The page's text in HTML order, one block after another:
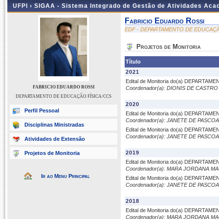
UFPI › SIGAA - Sistema Integrado de Gestão de Atividades
FABRICIO EDUARDO ROSSI
DEPARTAMENTO DE EDUCAÇÃO FÍSICA/CCS
Perfil Pessoal
Disciplinas Ministradas
Atividades de Extensão
Projetos de Monitoria
Ir ao Menu Principal
Fabricio Eduardo Rossi
EDF - DEPARTAMENTO DE
Projetos de Monitoria
Título
2021
Edital de Monitoria do(a)
Coordenador(a): DIONIS DE
2020
Edital de Monitoria do(a)
Coordenador(a): JANETE DE
Edital de Monitoria do(a)
Coordenador(a): JANETE DE
2019
Edital de Monitoria do(a)
Coordenador(a): MARA JORDANA
Edital de Monitoria do(a)
Coordenador(a): JANETE DE
2018
Edital de Monitoria do(a)
Coordenador(a): MARA JORDANA